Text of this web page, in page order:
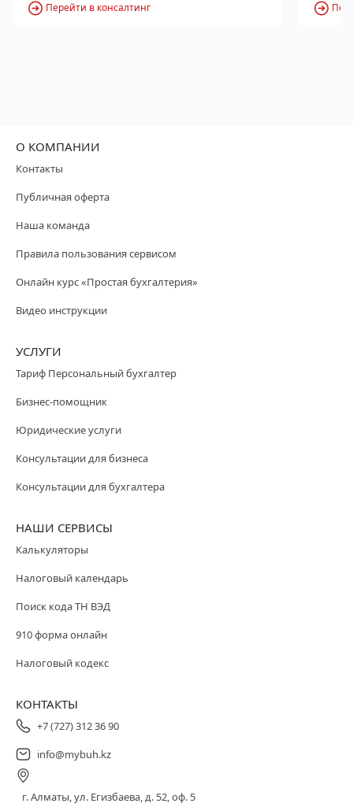
Перейти в консалтинг
О КОМПАНИИ
Контакты
Публичная оферта
Наша команда
Правила пользования сервисом
Онлайн курс «Простая бухгалтерия»
Видео инструкции
УСЛУГИ
Тариф Персональный бухгалтер
Бизнес-помощник
Юридические услуги
Консультации для бизнеса
Консультации для бухгалтера
НАШИ СЕРВИСЫ
Калькуляторы
Налоговый календарь
Поиск кода ТН ВЭД
910 форма онлайн
Налоговый кодекс
КОНТАКТЫ
+7 (727) 312 36 90
info@mybuh.kz
г. Алматы, ул. Егизбаева, д. 52, оф. 5